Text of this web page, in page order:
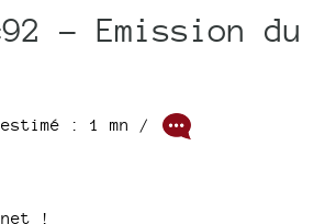
- Emission du
estimé : 1 mn /
!